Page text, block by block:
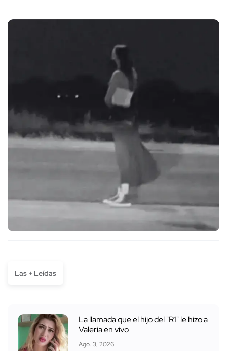
Las + Leídas
La llamada que el hijo del "R1" le hizo a
Valeria en vivo
Ago. 3, 2026